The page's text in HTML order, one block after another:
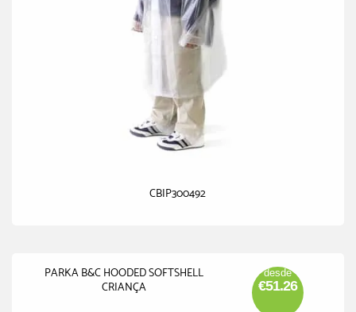
CBIP300492
PARKA B&C HOODED SOFTSHELL
CRIANÇA
desde
€51.26